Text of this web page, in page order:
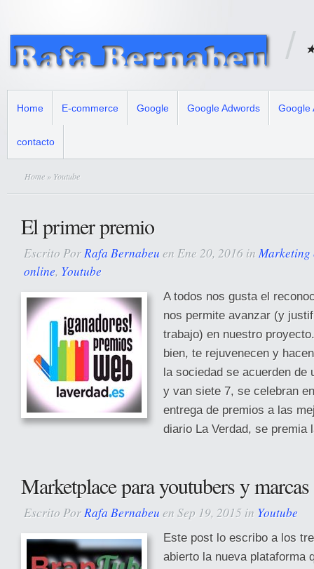
Home E-commerce Google Google Adwords Google
contacto
Home » Youtube
El primer premio
Escrito PorRafa Bernabeu en Ene 20, 2016 in Marketing
online, Youtube
A todos nos gusta el
nos permite avanzar (y
trabajo) en nuestro
bien, te rejuvenecen y
la sociedad se acuerden de
y van siete 7, se celebran
entrega de premios a las
diario La Verdad, se premia
Marketplace para youtubers y marcas
Escrito PorRafa Bernabeu en Sep 19, 2015 in Youtube
Este post lo escribo a los
abierto la nueva plataforma